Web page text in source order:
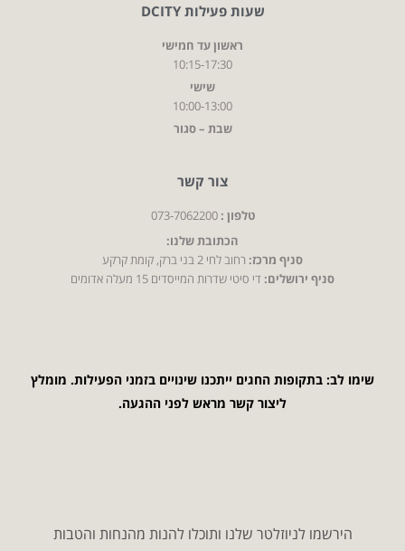
שעות פעילות DCITY
ראשון עד חמישי
10:15-17:30
שישי
10:00-13:00
שבת – סגור
צור קשר
טלפון : 073-7062200
הכתובת שלנו:
סניף מרכז:רחוב לחי 2 בני ברק, קומת קרקע
סניף ירושלים:די סיטי שדרות המייסדים 15 מעלה אדומים
שימו לב: בתקופות החגים ייתכנו שינויים בזמני הפעילות. מומלץ
ליצור קשר מראש לפני ההגעה.
הירשמו לניוזלטר שלנו ותוכלו להנות מהנחות והטבות